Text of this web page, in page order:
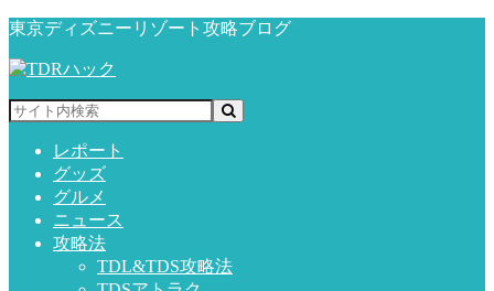
東京ディズニーリゾート攻略ブログ
レポート
グッズ
グルメ
ニュース
攻略法
TDL&TDS攻略法